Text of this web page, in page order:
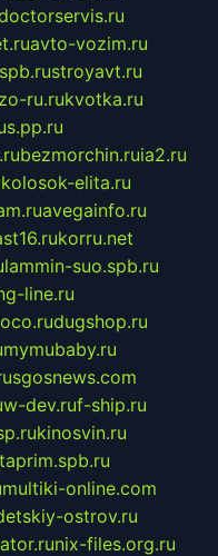
avto-vozim.ru
stroyavt.ru
ru.rukvotka.ru
bezmorchin.ruia2.ru
kolosok-elita.ru
avegainfo.ru
korru.net
lammin-suo.spb.ru
line.ru
dugshop.ru
mymubaby.ru
w-dev.ruf-ship.ru
kinosvin.ru
multiki-online.com
ostrov.ru
nix-files.org.ru